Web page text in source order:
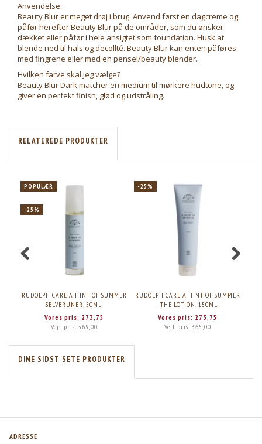
Anvendelse:
Beauty Blur er meget drøj i brug. Anvend først en dagcreme og
påfør herefter Beauty Blur på de områder, som du ønsker
dækket eller påfør i hele ansigtet som foundation. Husk at
blende ned til hals og decollté. Beauty Blur kan enten påføres
med fingrene eller med en pensel/beauty blender.
Hvilken farve skal jeg vælge?
Beauty Blur Dark matcher en medium til mørkere hudtone, og
giver en perfekt finish, glød og udstråling.
RELATEREDE PRODUKTER
POPULÆR
-25%
RUDOLPH CARE A HINT OF SUMMER
SELVBRUNER, 50ML.
Vores pris: 273,75
Vejl. pris: 365,00
-25%
RUDOLPH CARE A HINT OF SUMMER
- THE LOTION, 150ML.
Vores pris: 273,75
Vejl. pris: 365,00
DINE SIDST SETE PRODUKTER
ADRESSE